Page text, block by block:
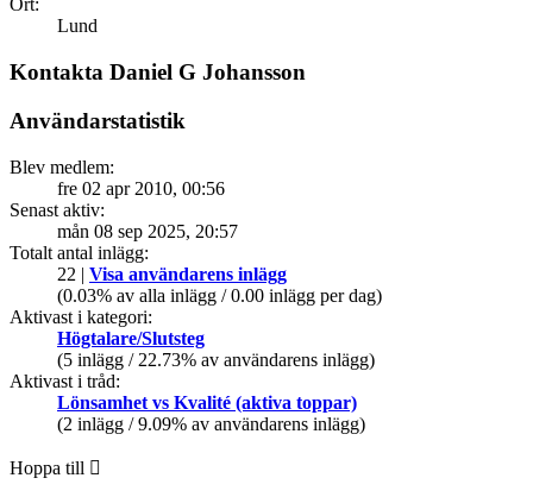
Ort:
Lund
Kontakta Daniel G Johansson
Användarstatistik
Blev medlem:
fre 02 apr 2010, 00:56
Senast aktiv:
mån 08 sep 2025, 20:57
Totalt antal inlägg:
22 | Visa användarens inlägg
(0.03% av alla inlägg / 0.00 inlägg per dag)
Aktivast i kategori:
Högtalare/Slutsteg
(5 inlägg / 22.73% av användarens inlägg)
Aktivast i tråd:
Lönsamhet vs Kvalité (aktiva toppar)
(2 inlägg / 9.09% av användarens inlägg)
Hoppa till